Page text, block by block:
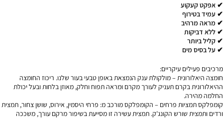
✔ אפקט קעקוע
✔ עמיד בטירוף
✔ מראה מרהיב
✔ ללא דביקות
✔ קליל ביותר
✔ על בסיס מים
מרכיבים פעילים עיקריים:
חומצה היאלורונית – מולקולת ענק הנמצאת באופן טבעי בעור שלנו. ריכוז החומצה
ההיאלורונית בקרם תעניק לעורך מקרם ומראה תפוח וחלק, מאוזן בלחות ובעל יכולת
החלמה מהירה.
קומפלקס תמציות פרחים – הקומפלקס מורכב מ: פרחי היסמין, אירוס, שושן צחור, תמצית
ורדים ותמצית שורש הקונג'ק. תמצית עשירה זו מסייעת בשיפור מרקם עורך, משככה